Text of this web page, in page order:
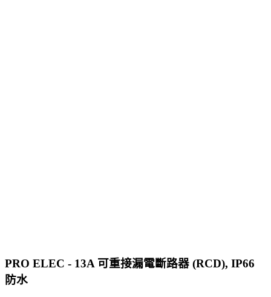
PRO ELEC - 13A 可重接漏電斷路器 (RCD), IP66
防水